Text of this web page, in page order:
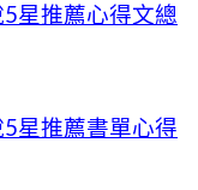
星推薦心得文總
星推薦書單心得